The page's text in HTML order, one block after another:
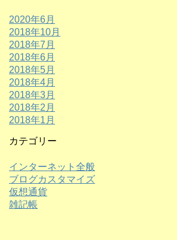
2020年6月
2018年10月
2018年7月
2018年6月
2018年5月
2018年4月
2018年3月
2018年2月
2018年1月
カテゴリー
インターネット全般
ブログカスタマイズ
仮想通貨
雑記帳